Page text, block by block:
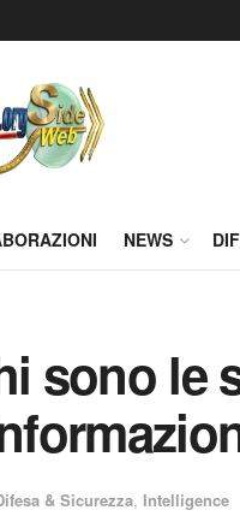
NEWS
sono le
& Sicurezza, Intelligence